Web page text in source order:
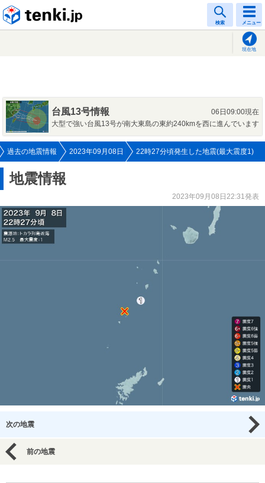
検索 メニュー
現在地
台風13号情報
06日09:00現在
大型で強い台風13号が南大東島の東約240kmを西に進んでいます
過去の地震情報 2023年09月08日 22時27分頃発生した地震(最大震度1)
地震情報
2023年09月08日22:31発表
次の地震
前の地震